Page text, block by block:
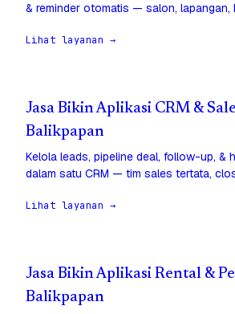
& reminder otomatis — salon, lapangan,
Lihat layanan →
Jasa Bikin Aplikasi CRM &
Balikpapan
Kelola leads, pipeline deal, follow-up, &
dalam satu CRM — tim sales tertata,
Lihat layanan →
Jasa Bikin Aplikasi Rental &
Balikpapan